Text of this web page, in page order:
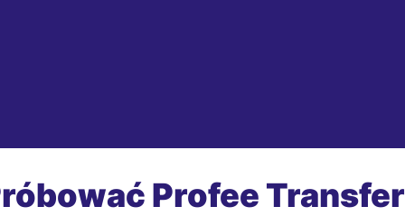
Profee